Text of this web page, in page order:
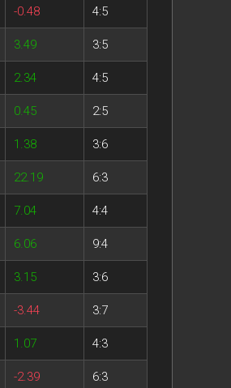
-0.48 4:5
3.49 3:5
2.34 4:5
0.45 2:5
1.38 3:6
22.19 6:3
7.04 4:4
6.06 9:4
3.15 3:6
-3.44 3:7
1.07 4:3
-2.39 6:3